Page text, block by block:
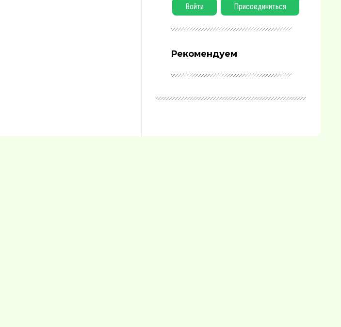
Войти Присоединиться
Рекомендуем